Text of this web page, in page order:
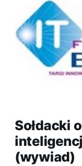
Sołdacki
(wywiad)